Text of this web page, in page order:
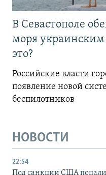
В Севастополе
моря
это?
Российские власти
появление новой
беспилотников
НОВОСТИ
22:54
Под санкции США